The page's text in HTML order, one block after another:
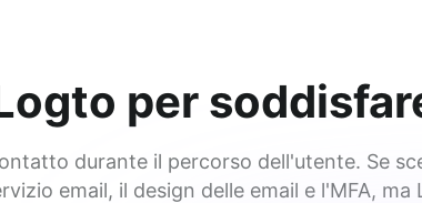
per
durante il percorso dell'utente. Se
email, il design delle email e l'MFA,